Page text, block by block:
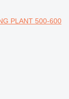
PLANT 500-600